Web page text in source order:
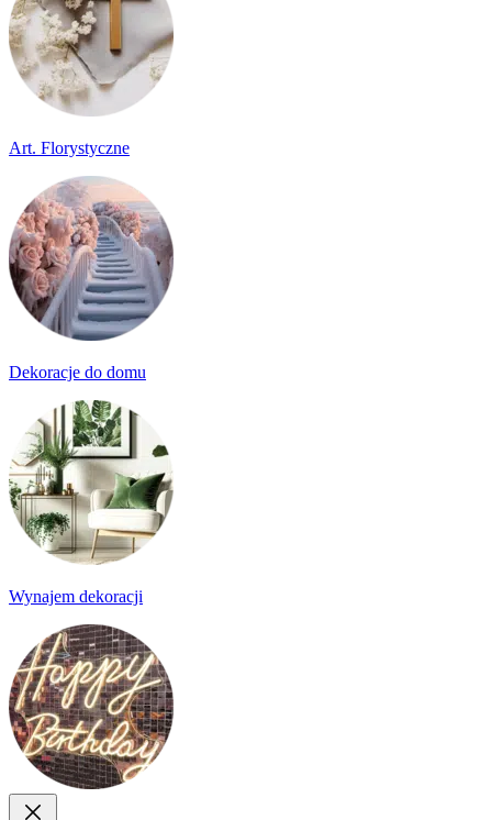
Art. Florystyczne
Dekoracje do domu
Wynajem dekoracji